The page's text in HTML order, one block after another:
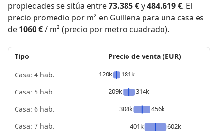
propiedades se sitúa entre73.385 €y484.619 €. El
precio promedio por m² en Guillena para una casa es
de 1060 €/ m² (precio por metro cuadrado).
Tipo
Casa: 4 hab.
Casa: 5 hab.
Casa: 6 hab.
Casa: 7 hab.
Precio de venta (EUR)
120k
181k
209k
314k
304k
456k
401k
602k